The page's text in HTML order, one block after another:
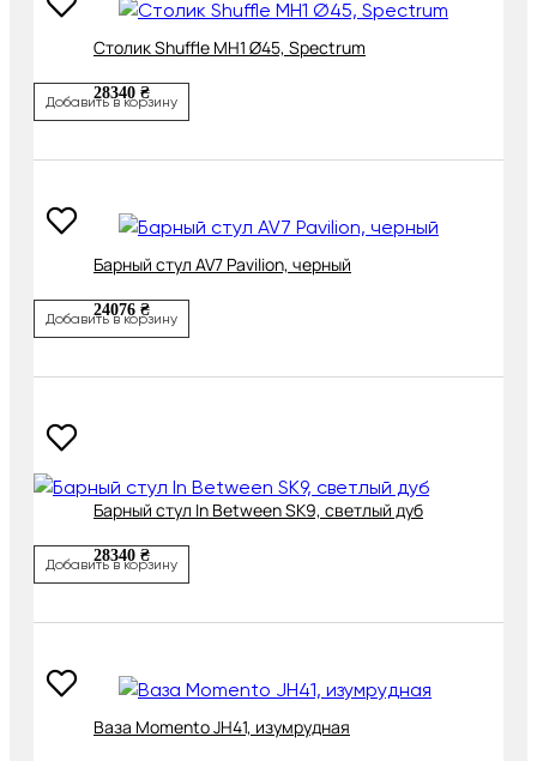
Cтолик Shuffle MH1 Ø45, Spectrum
28340 ₴
Добавить в корзину
Барный стул AV7 Pavilion, черный
24076 ₴
Добавить в корзину
Барный стул In Between SK9, светлый дуб
28340 ₴
Добавить в корзину
Ваза Momento JH41, изумрудная